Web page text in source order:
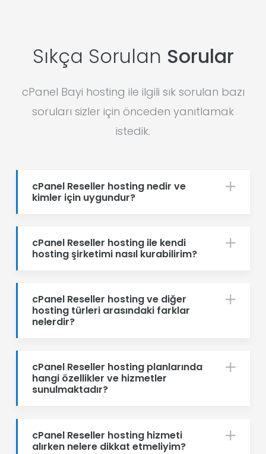
Sıkça Sorulan Sorular
cPanel Bayi hosting ile ilgili sık sorulan bazı
soruları sizler için önceden yanıtlamak
istedik.
cPanel Reseller hosting nedir ve
kimler için uygundur?
cPanel Reseller hosting ile kendi
hosting şirketimi nasıl kurabilirim?
cPanel Reseller hosting ve diğer
hosting türleri arasındaki farklar
nelerdir?
cPanel Reseller hosting planlarında
hangi özellikler ve hizmetler
sunulmaktadır?
cPanel Reseller hosting hizmeti
alırken nelere dikkat etmeliyim?